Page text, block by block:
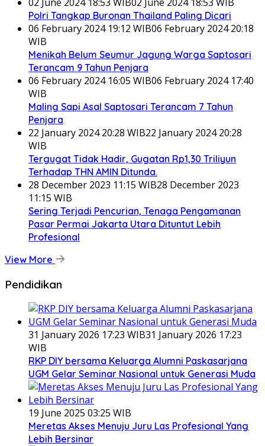
Polri Tangkap Buronan Thailand Paling Dicari
06 February 2024 19:12 WIB06 February 2024 20:18
WIB
Menikah Belum Seumur Jagung Warga Saptosari
Terancam 9 Tahun Penjara
06 February 2024 16:05 WIB06 February 2024 17:40
WIB
Maling Sapi Asal Saptosari Terancam 7 Tahun
Penjara
22 January 2024 20:28 WIB22 January 2024 20:28
WIB
Tergugat Tidak Hadir, Gugatan Rp1,30 Triliyun
Terhadap THN AMIN Ditunda.
28 December 2023 11:15 WIB28 December 2023
11:15 WIB
Sering Terjadi Pencurian, Tenaga Pengamanan
Pasar Permai Jakarta Utara Dituntut Lebih
Profesional
View More
Pendidikan
31 January 2026 17:23 WIB31 January 2026 17:23
WIB
RKP DIY bersama Keluarga Alumni Paskasarjana
UGM Gelar Seminar Nasional untuk Generasi Muda
19 June 2025 03:25 WIB
Meretas Akses Menuju Juru Las Profesional Yang
Lebih Bersinar